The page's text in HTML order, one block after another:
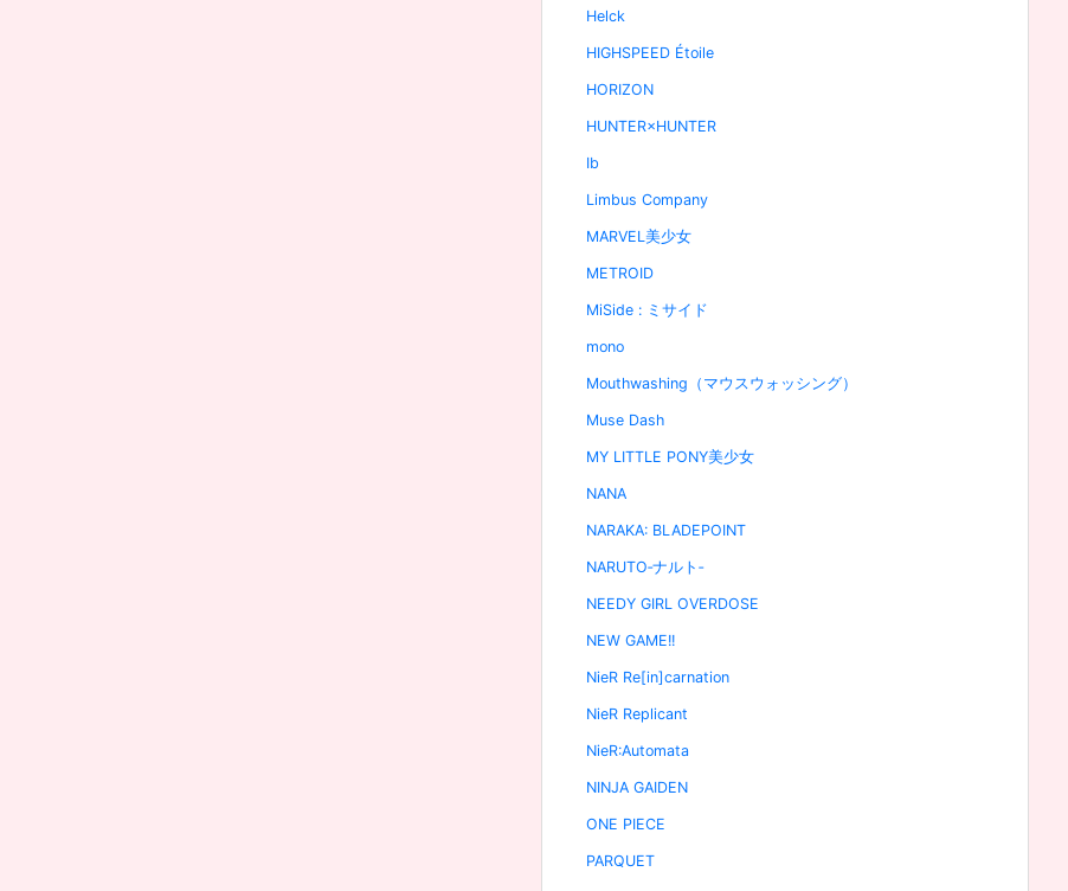
Helck
HIGHSPEED Étoile
HORIZON
HUNTER×HUNTER
Ib
Limbus Company
MARVEL美少女
METROID
MiSide : ミサイド
mono
Mouthwashing（マウスウォッシング）
Muse Dash
MY LITTLE PONY美少女
NANA
NARAKA: BLADEPOINT
NARUTO‐ナルト‐
NEEDY GIRL OVERDOSE
NEW GAME!!
NieR Re[in]carnation
NieR Replicant
NieR:Automata
NINJA GAIDEN
ONE PIECE
PARQUET